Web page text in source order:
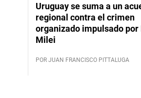
Uruguay se suma a un
regional contra el crimen
organizado impulsado por
Milei
POR JUAN FRANCISCO PITTALUGA